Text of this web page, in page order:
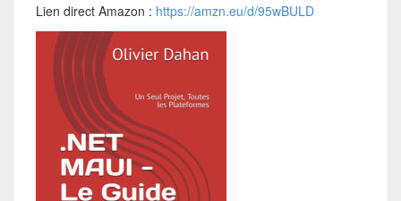
Lien direct Amazon : https://amzn.eu/d/95wBULD